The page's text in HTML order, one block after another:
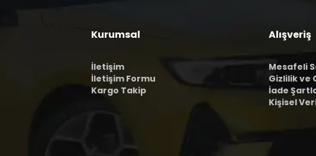
Kurumsal
İletişim
İletişim Formu
Kargo Takip
Alışveriş
Mesafeli
Gizlilik ve
İade
Kişisel